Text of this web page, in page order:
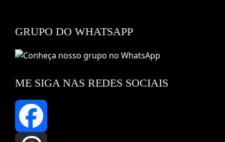
GRUPO DO WHATSAPP
ME SIGA NAS REDES SOCIAIS